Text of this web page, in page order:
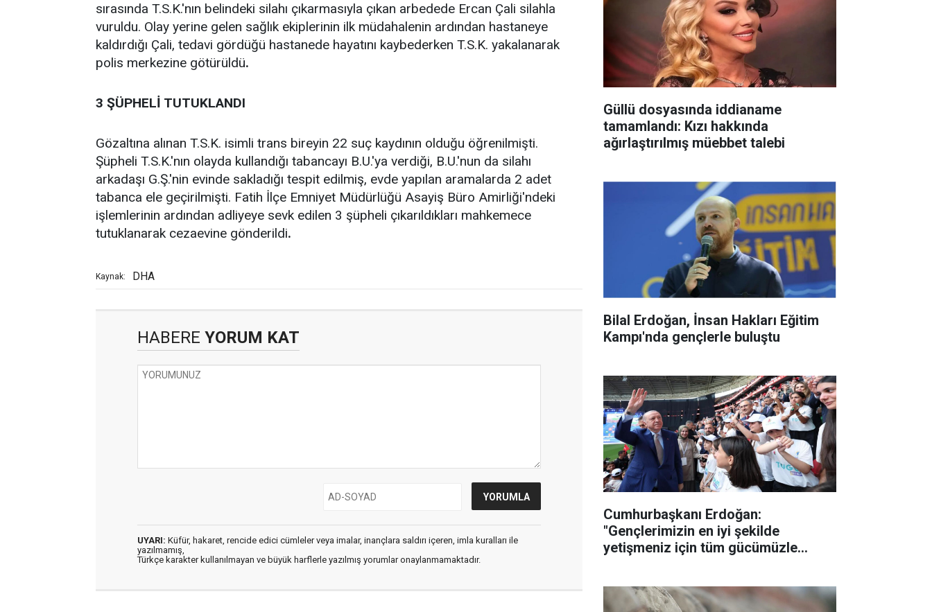
sırasında T.S.K.'nın belindeki silahı çıkarmasıyla çıkan arbedede Ercan Çali silahla
vuruldu. Olay yerine gelen sağlık ekiplerinin ilk müdahalenin ardından hastaneye
kaldırdığı Çali, tedavi gördüğü hastanede hayatını kaybederken T.S.K. yakalanarak
polis merkezine götürüldü.
3 ŞÜPHELİ TUTUKLANDI
Gözaltına alınan T.S.K. isimli trans bireyin 22 suç kaydının olduğu öğrenilmişti.
Şüpheli T.S.K.'nın olayda kullandığı tabancayı B.U.'ya verdiği, B.U.'nun da silahı
arkadaşı G.Ş.'nin evinde sakladığı tespit edilmiş, evde yapılan aramalarda 2 adet
tabanca ele geçirilmişti. Fatih İlçe Emniyet Müdürlüğü Asayiş Büro Amirliği'ndeki
işlemlerinin ardından adliyeye sevk edilen 3 şüpheli çıkarıldıkları mahkemece
tutuklanarak cezaevine gönderildi.
Kaynak: DHA
HABERE YORUM KAT
UYARI: Küfür, hakaret, rencide edici cümleler veya imalar, inançlara saldırı içeren, imla kuralları ile
yazılmamış,
Türkçe karakter kullanılmayan ve büyük harflerle yazılmış yorumlar onaylanmamaktadır.
Güllü dosyasında iddianame
tamamlandı: Kızı hakkında
ağırlaştırılmış müebbet talebi
Bilal Erdoğan, İnsan Hakları Eğitim
Kampı'nda gençlerle buluştu
Cumhurbaşkanı Erdoğan:
"Gençlerimizin en iyi şekilde
yetişmeniz için tüm gücümüzle